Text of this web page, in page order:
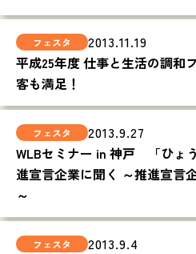
2013.11.19
平成25年度 仕事と生活の調
客も満足！
2013.9.27
WLBセミナー in 神戸 「ひょ
進宣言企業に聞く ～推進宣言
～
2013.9.4